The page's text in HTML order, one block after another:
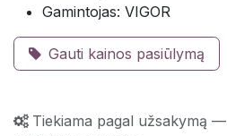
Gamintojas: VIGOR
Gauti kainos pasiūlymą
Tiekiama pagal užsakymą —